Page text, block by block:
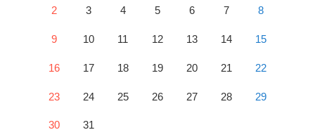
2 3 4 5 6 7 8
9 10 11 12 13 14 15
16 17 18 19 20 21 22
23 24 25 26 27 28 29
30 31